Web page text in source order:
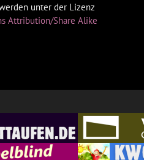
unter der Lizenz
Attribution/Share Alike